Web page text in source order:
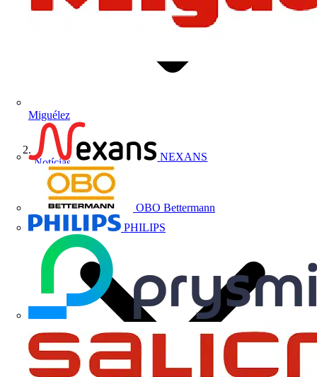
Miguélez
NEXANS
OBO Bettermann
PHILIPS
Notícias